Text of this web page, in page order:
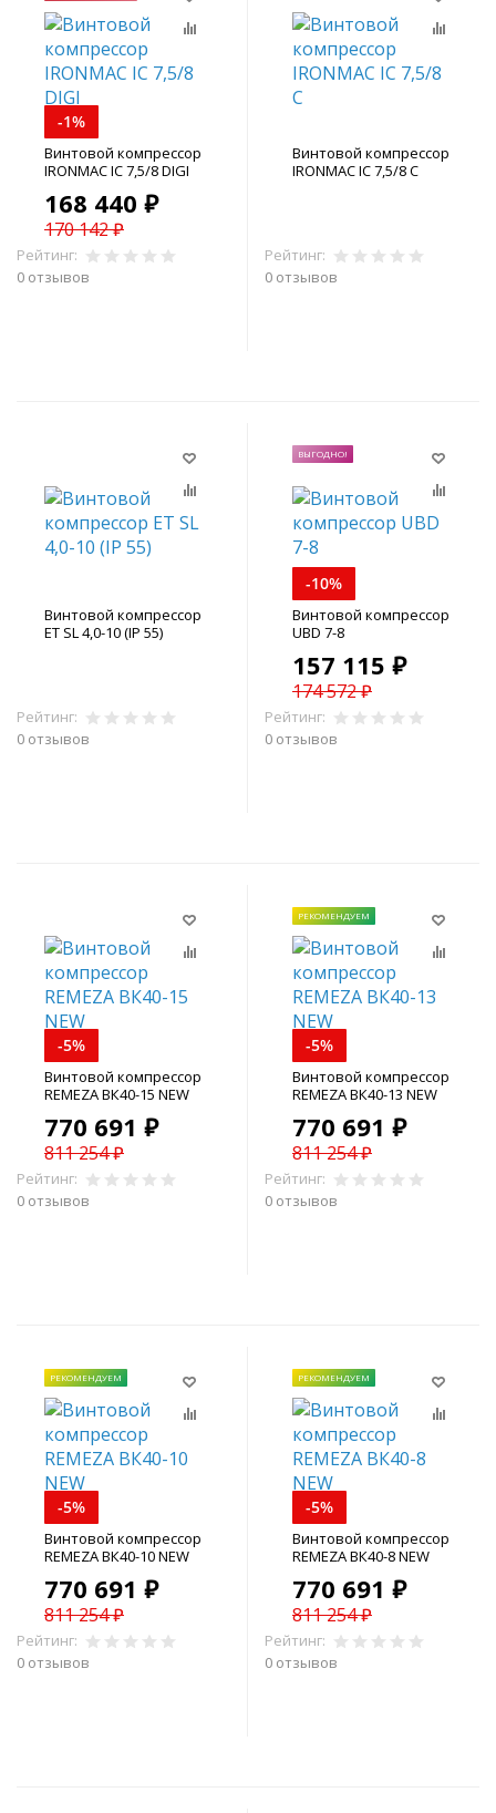
-1%
Винтовой компрессор
IRONMAC IC 7,5/8 DIGI
168 440 ₽
170 142 ₽
Рейтинг:
0 отзывов
Винтовой компрессор
IRONMAC IC 7,5/8 C
Рейтинг:
0 отзывов
Винтовой компрессор
ET SL 4,0-10 (IP 55)
Рейтинг:
0 отзывов
ВЫГОДНО!
-10%
Винтовой компрессор
UBD 7-8
157 115 ₽
174 572 ₽
Рейтинг:
0 отзывов
-5%
Винтовой компрессор
REMEZA ВК40-15 NEW
770 691 ₽
811 254 ₽
Рейтинг:
0 отзывов
РЕКОМЕНДУЕМ
-5%
Винтовой компрессор
REMEZA ВК40-13 NEW
770 691 ₽
811 254 ₽
Рейтинг:
0 отзывов
РЕКОМЕНДУЕМ
-5%
Винтовой компрессор
REMEZA ВК40-10 NEW
770 691 ₽
811 254 ₽
Рейтинг:
0 отзывов
РЕКОМЕНДУЕМ
-5%
Винтовой компрессор
REMEZA ВК40-8 NEW
770 691 ₽
811 254 ₽
Рейтинг:
0 отзывов